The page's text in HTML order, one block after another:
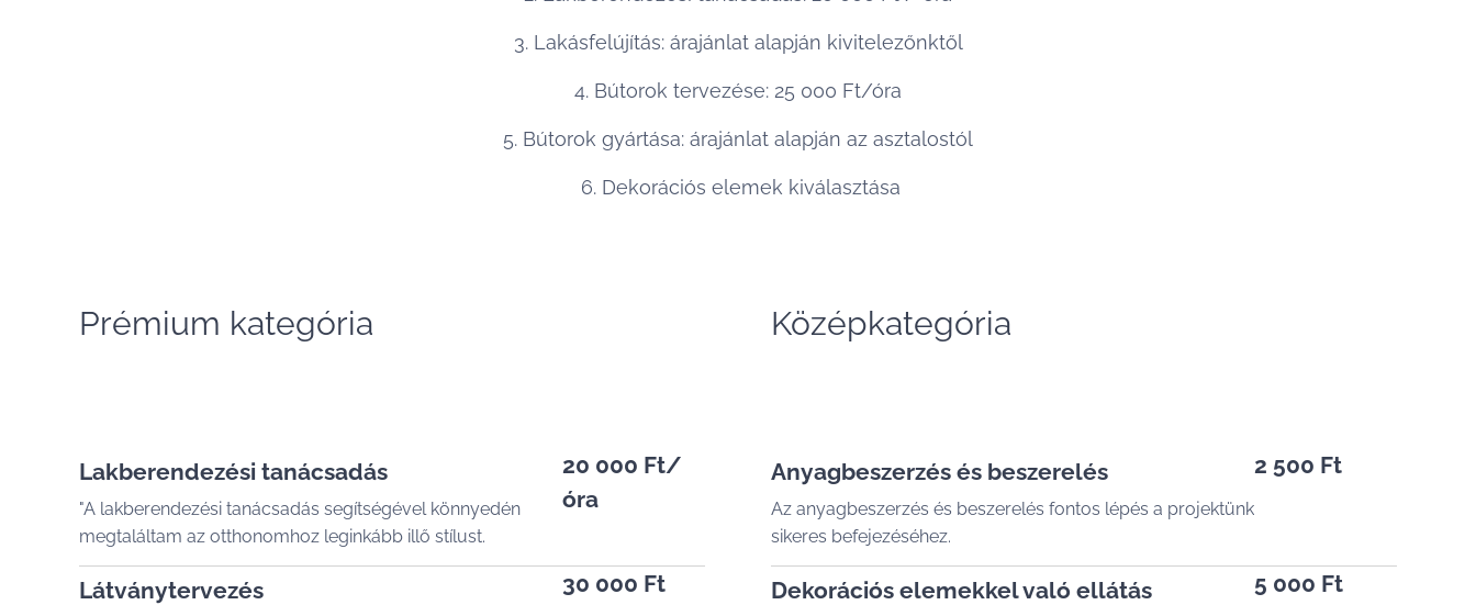
3. Lakásfelújítás: árajánlat alapján kivitelezőnktől
4. Bútorok tervezése: 25 000 Ft/óra
5. Bútorok gyártása: árajánlat alapján az asztalostól
6. Dekorációs elemek kiválasztása
Prémium kategória
Lakberendezési tanácsadás
"A lakberendezési tanácsadás segítségével könnyedén
megtaláltam az otthonomhoz leginkább illő stílust.
20 000 Ft/
óra
Látványtervezés 30 000 Ft
Középkategória
Anyagbeszerzés és beszerelés
Az anyagbeszerzés és beszerelés fontos lépés a projektünk
sikeres befejezéséhez.
2 500 Ft
Dekorációs elemekkel való ellátás 5 000 Ft